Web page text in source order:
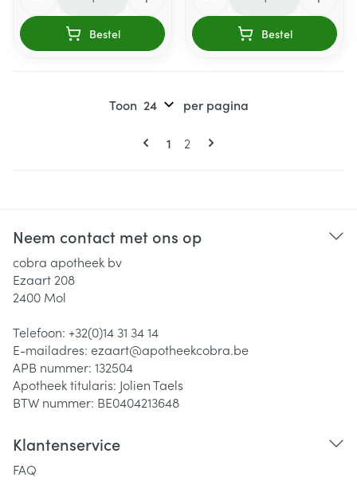
Bestel Bestel
Pagina's
U lees momenteel pagina
1 Pagina
2
Toon per pagina
Neem contact met ons op
cobra apotheek bv
Ezaart 208
2400 Mol
Telefoon: +32(0)14 31 34 14
E-mailadres: ezaart@apotheekcobra.be
APB nummer: 132504
Apotheek titularis: Jolien Taels
BTW nummer: BE0404213648
Klantenservice
FAQ